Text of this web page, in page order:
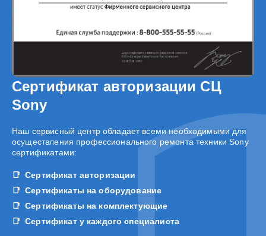
Сертификат авторизации СЦ
Sony
Наш сервисный центр обладает всеми необходимыми для
осуществления профессионального ремонта техники Sony
сертификатами:
Сертификат авторизации
Сертификаты на оборудование
Сертификаты на комплектующие
Сертификат у каждого специалиста